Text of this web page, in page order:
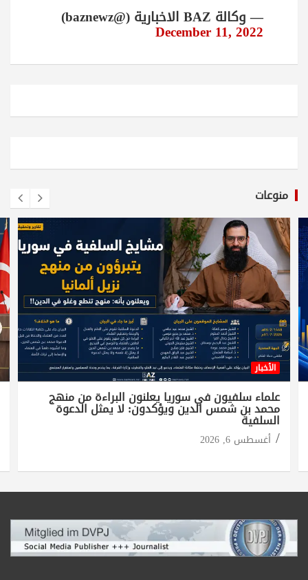
— وكالة BAZ الاخبارية (@baznewz)
December 11, 2022
منوعات
الأخبار
علماء سلفيون في سوريا يعلنون البراءة من منهج
محمد بن شمس الدين ويؤكدون: لا يمثل الدعوة
السلفية
أغسطس 6, 2026